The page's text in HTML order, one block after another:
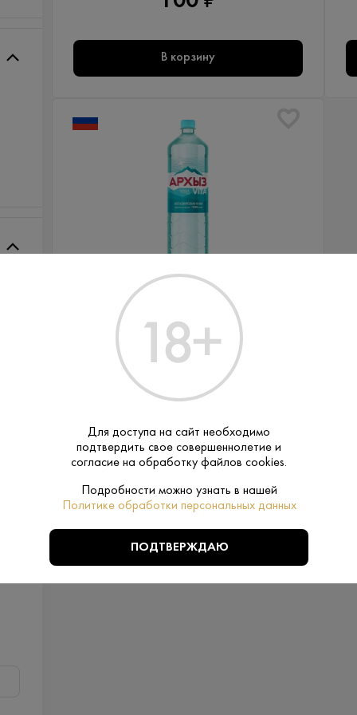
В корзину
В наличии в 1 магазине Артикул: 80032
Вода Архыз 1.5 л
Россия - Архыз - Негазированная
90 ₽
В корзину
Для доступа на сайт необходимо
подтвердить свое совершеннолетие и
согласие на обработку файлов cookies.
Подробности можно узнать в нашей
Политике обработки персональных данных
ПОДТВЕРЖДАЮ